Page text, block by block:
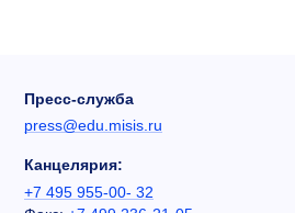
Пресс-служба
press@edu.misis.ru
Канцелярия:
+7 495 955-00- 32